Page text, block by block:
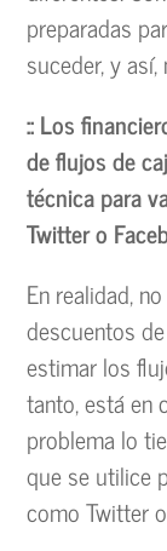
preparadas
suceder, y
:: Los
de flujos de
técnica para
Twitter o
En realidad,
descuentos
estimar los
tanto, está en
problema lo
que se utilice
como Twitter